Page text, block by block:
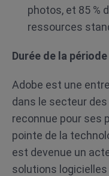
photos, et 85 %
ressources
Durée de la
Adobe est une
dans le secteur
reconnue pour ses
pointe de la
est devenue un
solutions